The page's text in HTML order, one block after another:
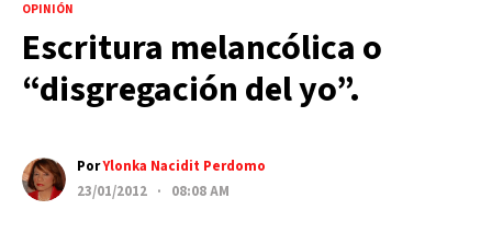
OPINIÓN
Escritura melancólica o
“disgregación del yo”.
PorYlonka Nacidit Perdomo
23/01/2012 · 08:08 AM